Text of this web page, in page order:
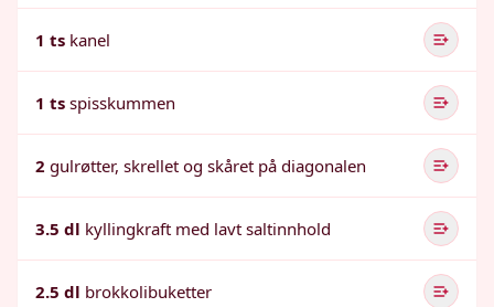
1 ts kanel
1 ts spisskummen
2 gulrøtter, skrellet og skåret på diagonalen
3.5 dl kyllingkraft med lavt saltinnhold
2.5 dl brokkolibuketter